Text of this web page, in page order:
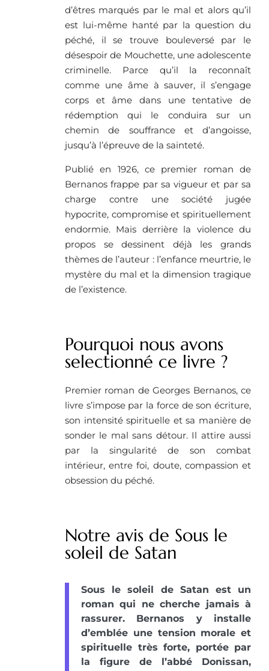
d’êtres marqués par le mal et alors qu’il
est lui-même hanté par la question du
péché, il se trouve bouleversé par le
désespoir de Mouchette, une adolescente
criminelle. Parce qu’il la reconnaît
comme une âme à sauver, il s’engage
corps et âme dans une tentative de
rédemption qui le conduira sur un
chemin de souffrance et d’angoisse,
jusqu’à l’épreuve de la sainteté.
Publié en 1926, ce premier roman de
Bernanos frappe par sa vigueur et par sa
charge contre une société jugée
hypocrite, compromise et spirituellement
endormie. Mais derrière la violence du
propos se dessinent déjà les grands
thèmes de l’auteur : l’enfance meurtrie, le
mystère du mal et la dimension tragique
de l’existence.
Pourquoi nous avons
selectionné ce livre ? ​
Premier roman de Georges Bernanos, ce
livre s’impose par la force de son écriture,
son intensité spirituelle et sa manière de
sonder le mal sans détour. Il attire aussi
par la singularité de son combat
intérieur, entre foi, doute, compassion et
obsession du péché.
Notre avis de Sous le
soleil de Satan
Sous le soleil de Satan est un
roman qui ne cherche jamais à
rassurer. Bernanos y installe
d’emblée une tension morale et
spirituelle très forte, portée par
la figure de l’abbé Donissan,